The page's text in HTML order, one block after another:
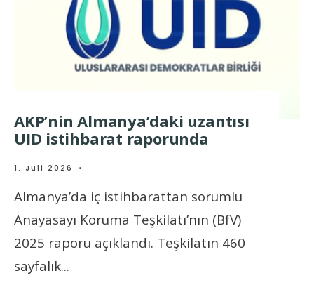
AKP’nin Almanya’daki uzantısı
UID istihbarat raporunda
1. Juli 2026 •
Almanya’da iç istihbarattan sorumlu
Anayasayı Koruma Teşkilatı’nın (BfV)
2025 raporu açıklandı. Teşkilatın 460
sayfalık...